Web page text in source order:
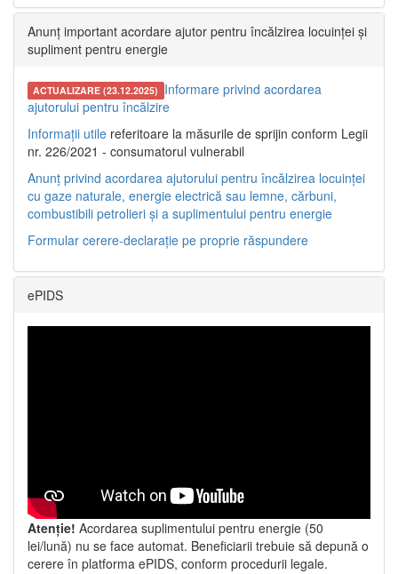
Anunț important acordare ajutor pentru încălzirea locuinței și
supliment pentru energie
ACTUALIZARE (23.12.2025) Informare privind acordarea
ajutorului pentru încălzire
Informații utile referitoare la măsurile de sprijin conform Legii
nr. 226/2021 - consumatorul vulnerabil
Anunț privind acordarea ajutorului pentru încălzirea locuinței
cu gaze naturale, energie electrică sau lemne, cărbuni,
combustibili petrolieri și a suplimentului pentru energie
Formular cerere-declarație pe proprie răspundere
ePIDS
Atenție! Acordarea suplimentului pentru energie (50
lei/lună) nu se face automat. Beneficiarii trebuie să depună o
cerere în platforma ePIDS, conform procedurii legale.